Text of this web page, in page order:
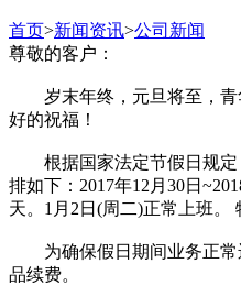
首页>新闻资讯>公司新闻
尊敬的客户：
岁末年终，元旦将至，青
好的祝福！
根据国家法定节假日规定
排如下：2017年12月30日
天。1月2日(周二)正常上班。
为确保假日期间业务正常
品续费。